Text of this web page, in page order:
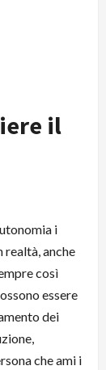
il
i
realtà, anche
così
essere
dei
che ami i